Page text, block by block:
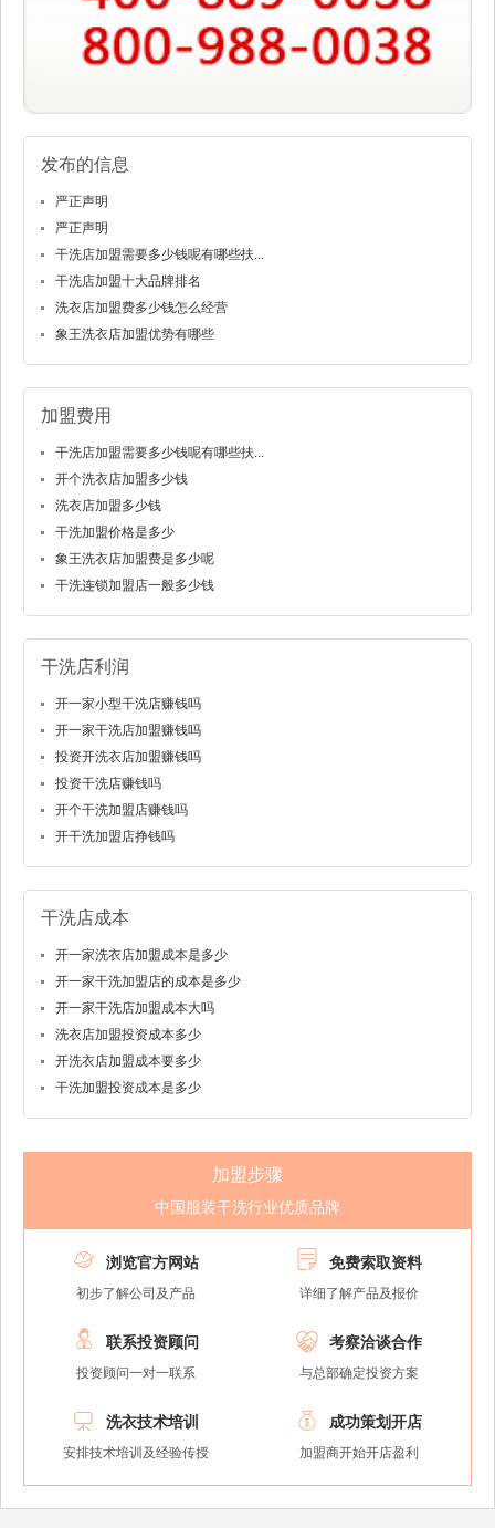
发布的信息
严正声明
严正声明
干洗店加盟需要多少钱呢有哪些扶...
干洗店加盟十大品牌排名
洗衣店加盟费多少钱怎么经营
象王洗衣店加盟优势有哪些
加盟费用
干洗店加盟需要多少钱呢有哪些扶...
开个洗衣店加盟多少钱
洗衣店加盟多少钱
干洗加盟价格是多少
象王洗衣店加盟费是多少呢
干洗连锁加盟店一般多少钱
干洗店利润
开一家小型干洗店赚钱吗
开一家干洗店加盟赚钱吗
投资开洗衣店加盟赚钱吗
投资干洗店赚钱吗
开个干洗加盟店赚钱吗
开干洗加盟店挣钱吗
干洗店成本
开一家洗衣店加盟成本是多少
开一家干洗加盟店的成本是多少
开一家干洗店加盟成本大吗
洗衣店加盟投资成本多少
开洗衣店加盟成本要多少
干洗加盟投资成本是多少
加盟步骤
中国服装干洗行业优质品牌
 浏览官方网站
初步了解公司及产品
 免费索取资料
详细了解产品及报价
 联系投资顾问
投资顾问一对一联系
 考察洽谈合作
与总部确定投资方案
 洗衣技术培训
安排技术培训及经验传授
 成功策划开店
加盟商开始开店盈利